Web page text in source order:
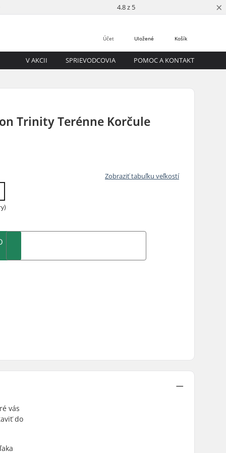
4.8 z 5 ×
Košík
Uložené
Účet
V AKCII SPRIEVODCOVIA POMOC A KONTAKT
Trinity Terénne Korčule
Zobraziť tabuľku veľkostí
vás
do